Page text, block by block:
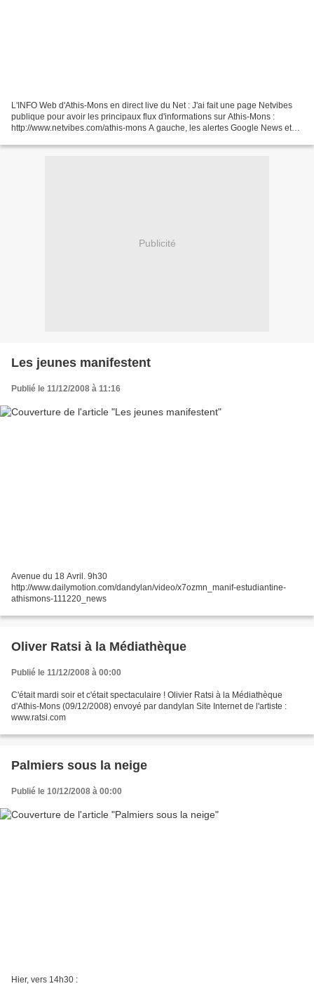
L'INFO Web d'Athis-Mons en direct live du Net : J'ai fait une page Netvibes
publique pour avoir les principaux flux d'informations sur Athis-Mons :
http://www.netvibes.com/athis-mons A gauche, les alertes Google News et
Publicité
Les jeunes manifestent
Publié le 11/12/2008 à 11:16
Avenue du 18 Avril. 9h30
http://www.dailymotion.com/dandylan/video/x7ozmn_manif-estudiantine-
athismons-111220_news
Oliver Ratsi à la Médiathèque
Publié le 11/12/2008 à 00:00
C'était mardi soir et c'était spectaculaire ! Olivier Ratsi à la Médiathèque
d'Athis-Mons (09/12/2008) envoyé par dandylan Site Internet de l'artiste :
www.ratsi.com
Palmiers sous la neige
Publié le 10/12/2008 à 00:00
Hier, vers 14h30 :